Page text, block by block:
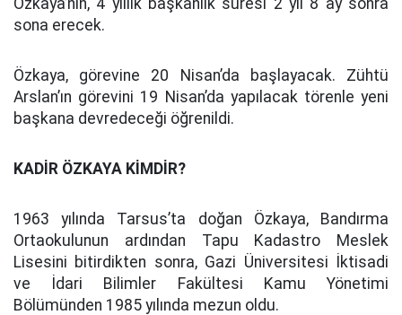
Özkaya’nın, 4 yıllık başkanlık süresi 2 yıl 8 ay sonra
sona erecek.
Özkaya, görevine 20 Nisan’da başlayacak. Zühtü
Arslan’ın görevini 19 Nisan’da yapılacak törenle yeni
başkana devredeceği öğrenildi.
KADİR ÖZKAYA KİMDİR?
1963 yılında Tarsus’ta doğan Özkaya, Bandırma
Ortaokulunun ardından Tapu Kadastro Meslek
Lisesini bitirdikten sonra, Gazi Üniversitesi İktisadi
ve İdari Bilimler Fakültesi Kamu Yönetimi
Bölümünden 1985 yılında mezun oldu.